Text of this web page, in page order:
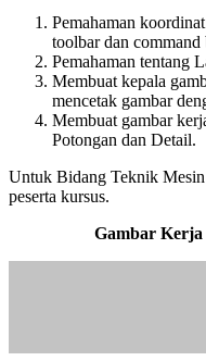
Pemahaman
toolbar dan command
Pemahaman tentang
Membuat kepala
mencetak gambar
Membuat gambar
Potongan dan Detail.
Untuk Bidang Teknik
peserta kursus.
Gambar Kerja